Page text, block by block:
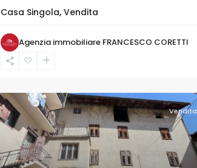
Casa Singola, Vendita
Agenzia immobiliare FRANCESCO CORETTI
Vendita